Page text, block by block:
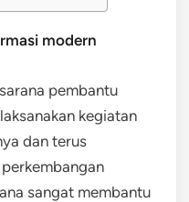
modern
pembantu
kegiatan
dan terus
sangat membantu